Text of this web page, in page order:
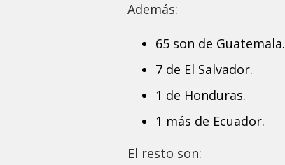
Además:
65 son de Guatemala.
7 de El Salvador.
1 de Honduras.
1 más de Ecuador.
El resto son: